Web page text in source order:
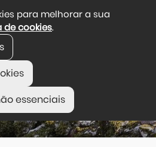
para melhorar a sua
de cookies.
essenciais